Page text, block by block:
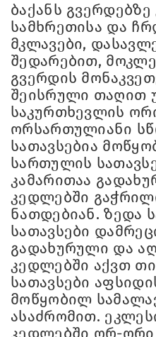
ბაქანს გვერდებზე
სამხრეთისა და
მკლავები,
შედარებით,
გვერდის
შეისრული თაღით
საკურთხევლის
ორსართულიანი
სათავსებია
სართულის
კამარითაა
კედლებში
ნათდებიან. ზედა
სათავსები
გადახურული და
კედლებში აქვთ
სათავსები
მოწყობილ
ასაძრომით.